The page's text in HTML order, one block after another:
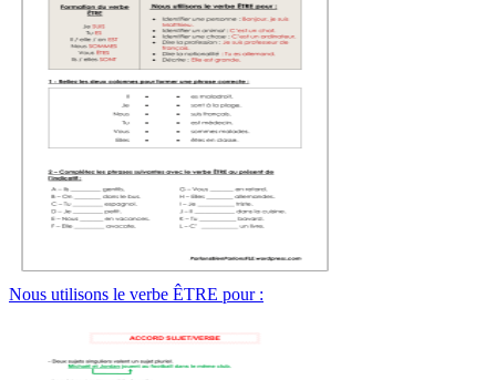
Nous utilisons le verbe ÊTRE pour :